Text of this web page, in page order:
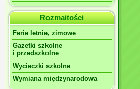
Rozmaitości
Ferie letnie, zimowe
Gazetki szkolne
i przedszkolne
Wycieczki szkolne
Wymiana międzynarodowa